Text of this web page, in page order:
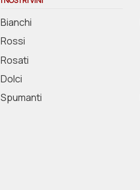
Bianchi
Rossi
Rosati
Dolci
Spumanti